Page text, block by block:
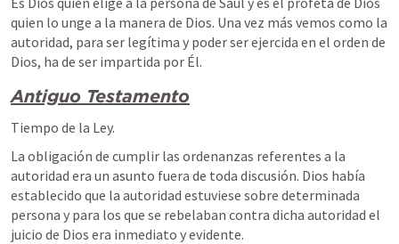
quien lo unge a la manera de Dios. Una vez más vemos como la
autoridad, para ser legítima y poder ser ejercida en el orden de
Dios, ha de ser impartida por Él.
Antiguo Testamento
Tiempo de la Ley.
La obligación de cumplir las ordenanzas referentes a la
autoridad era un asunto fuera de toda discusión. Dios había
establecido que la autoridad estuviese sobre determinada
persona y para los que se rebelaban contra dicha autoridad el
juicio de Dios era inmediato y evidente.